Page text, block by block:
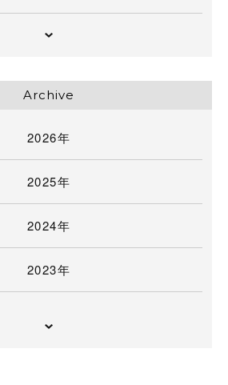
Archive
2026年
2025年
2024年
2023年